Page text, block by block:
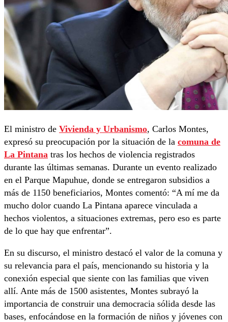
El ministro de Vivienda y Urbanismo, Carlos Montes,
expresó su preocupación por la situación de la comuna de
La Pintana tras los hechos de violencia registrados
durante las últimas semanas. Durante un evento realizado
en el Parque Mapuhue, donde se entregaron subsidios a
más de 1150 beneficiarios, Montes comentó: “A mí me da
mucho dolor cuando La Pintana aparece vinculada a
hechos violentos, a situaciones extremas, pero eso es parte
de lo que hay que enfrentar”.
En su discurso, el ministro destacó el valor de la comuna y
su relevancia para el país, mencionando su historia y la
conexión especial que siente con las familias que viven
allí. Ante más de 1500 asistentes, Montes subrayó la
importancia de construir una democracia sólida desde las
bases, enfocándose en la formación de niños y jóvenes con